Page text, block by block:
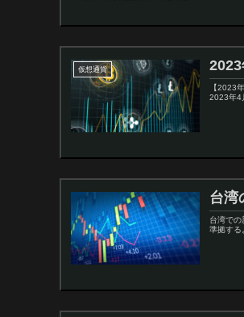
仮想通貨
【2023
2023年4
台湾
台湾で
準拠する